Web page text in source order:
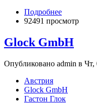
Подробнее
92491 просмотр
Glock GmbH
Опубликовано admin в Чт,
Австрия
Glock GmbH
Гастон Глок